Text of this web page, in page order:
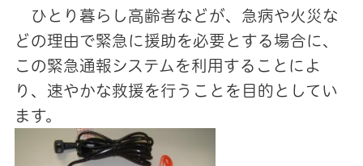
ひとり暮らし高齢者などが、急病や火災な
どの理由で緊急に援助を必要とする場合に、
この緊急通報システムを利用することによ
り、速やかな救援を行うことを目的としてい
ます。